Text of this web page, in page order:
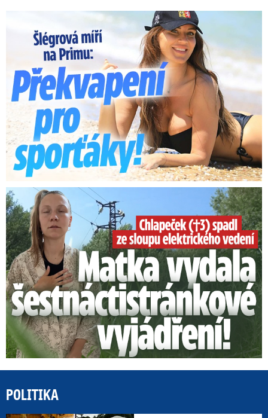
Lucie Šlégrová míří na Primu. Překvapení pro sporťáky!
Smrtelný pád chlapce: Matka vydala vyjádření na 16 stran
POLITIKA